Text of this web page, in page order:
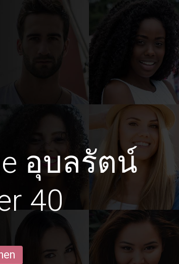
อุบลรัตน์
40